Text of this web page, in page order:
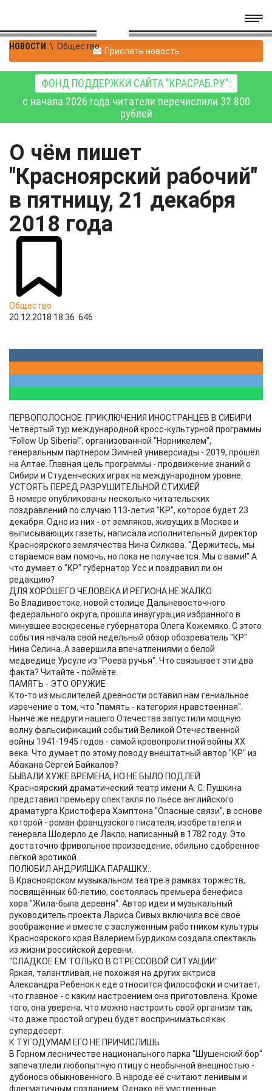
НОВОСТИ \ Общество Прислать новость
ФОНД ПОДДЕРЖКИ САЙТА "КРАСРАБ.РУ":
с начала 2026 года читатели перечислили 32 800
рублей
О чём пишет
"Красноярский рабочий"
в пятницу, 21 декабря
2018 года
Общество
20.12.2018 18:36 646
ПЕРВОПОЛОСНОЕ. ПРИКЛЮЧЕНИЯ ИНОСТРАНЦЕВ В СИБИРИ
Четвёртый тур международной кросс-культурной программы
"Follow Up Siberia!", организованной "Норникелем",
генеральным партнёром Зимней универсиады - 2019, прошёл
на Алтае. Главная цель программы - продвижение знаний о
Сибири и Студенческих играх на международном уровне.
УСТОЯТЬ ПЕРЕД РАЗРУШИТЕЛЬНОЙ СТИХИЕЙ
В номере опубликованы несколько читательских
поздравлений по случаю 113-летия "КР", которое будет 23
декабря. Одно из них - от земляков, живущих в Москве и
выписывающих газеты, написала исполнительный директор
Красноярского землячества Нина Силкова. "Держитесь, мы
стараемся вам помочь, но пока не получается. Мы с вами!" А
что думает о "КР" губернатор Усс и поздравил ли он
редакцию?
ДЛЯ ХОРОШЕГО ЧЕЛОВЕКА И РЕГИОНА НЕ ЖАЛКО
Во Владивостоке, новой столице Дальневосточного
федерального округа, прошла инаугурация избранного в
минувшее воскресенье губернатора Олега Кожемяко. С этого
события начала свой недельный обзор обозреватель "КР"
Нина Селина. А завершила впечатлениями о белой
медведице Урсуле из "Роева ручья". Что связывает эти два
факта? Читайте - поймёте.
ПАМЯТЬ - ЭТО ОРУЖИЕ
Кто-то из мыслителей древности оставил нам гениальное
изречение о том, что "память - категория нравственная".
Нынче же недруги нашего Отечества запустили мощную
волну фальсификаций событий Великой Отечественной
войны 1941-1945 годов - самой кровопролитной войны XX
века. Что думает по этому поводу внештатный автор "КР" из
Абакана Сергей Байкалов?
БЫВАЛИ ХУЖЕ ВРЕМЕНА, НО НЕ БЫЛО ПОДЛЕЙ
Красноярский драматический театр имени А. С. Пушкина
представил премьеру спектакля по пьесе английского
драматурга Кристофера Хэмптона "Опасные связи", в основе
которой - роман французского писателя, изобретателя и
генерала Шодерло де Лакло, написанный в 1782 году. Это
достаточно фривольное произведение, обильно сдобренное
лёгкой эротикой...
ПОЛЮБИЛ АНДРИЯШКА ПАРАШКУ...
В Красноярском музыкальном театре в рамках торжеств,
посвящённых 60-летию, состоялась премьера бенефиса
хора "Жила-была деревня". Автор идеи и музыкальный
руководитель проекта Лариса Сивых включила всё своё
воображение и вместе с заслуженным работником культуры
Красноярского края Валерием Бурдиком создала спектакль
из жизни российской деревни.
"СЛАДКОЕ ЕМ ТОЛЬКО В СТРЕССОВОЙ СИТУАЦИИ"
Яркая, талантливая, не похожая на других актриса
Александра Ребенок к еде относится философски и считает,
что главное - с каким настроением она приготовлена. Кроме
того, она уверена, что можно настроить свой организм так,
что даже простой огурец будет восприниматься как
супердесерт.
К ТУГОДУМАМ ЕГО НЕ ПРИЧИСЛИШЬ
В Горном лесничестве национального парка "Шушенский бор"
запечатлели любопытную птицу с необычной внешностью -
дубоноса обыкновенного. В народе её считают ленивым и
флегматичным созданием. Однако её умственные